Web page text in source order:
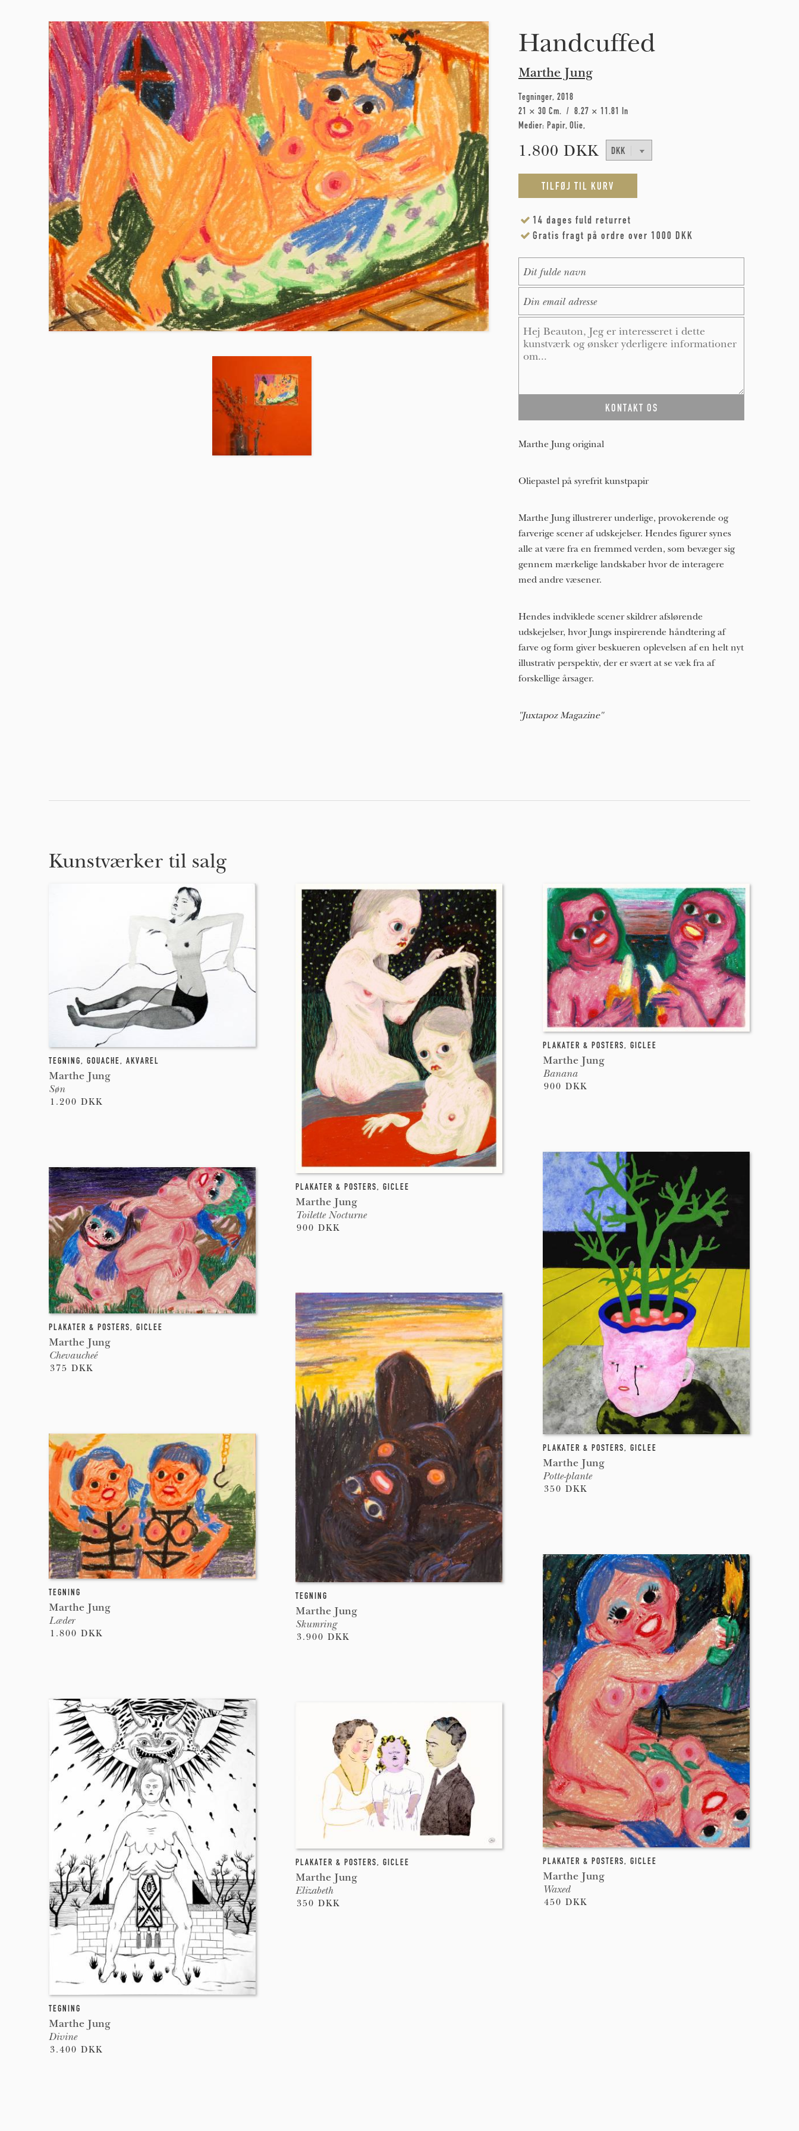
Handcuffed
Marthe Jung
Tegninger 2018
21 × 30 Cm
8.27 × 11.81 In
Medier: Papir Olie
1.800 DKK
14 dages fuld returret
Gratis fragt på ordre over 1000 DKK
Marthe Jung original
Oliepastel på syrefrit kunstpapir
Marthe Jung illustrerer underlige, provokerende og
farverige scener af udskejelser. Hendes figurer synes
alle at være fra en fremmed verden, som bevæger sig
gennem mærkelige landskaber hvor de interagere
med andre væsener.
Hendes indviklede scener skildrer afslørende
udskejelser, hvor Jungs inspirerende håndtering af
farve og form giver beskueren oplevelsen af en helt nyt
illustrativ perspektiv, der er svært at se væk fra af
forskellige årsager.
"Juxtapoz Magazine"
Kunstværker til salg
TEGNING, GOUACHE, AKVAREL
Marthe Jung
Søn
1.200 DKK
PLAKATER & POSTERS, GICLEE
Marthe Jung
Toilette Nocturne
900 DKK
PLAKATER & POSTERS, GICLEE
Marthe Jung
Banana
900 DKK
PLAKATER & POSTERS, GICLEE
Marthe Jung
Potte-plante
350 DKK
PLAKATER & POSTERS, GICLEE
Marthe Jung
Chevaucheé
375 DKK
TEGNING
Marthe Jung
Skumring
3.900 DKK
TEGNING
Marthe Jung
Læder
1.800 DKK
PLAKATER & POSTERS, GICLEE
Marthe Jung
Waxed
450 DKK
TEGNING
Marthe Jung
Divine
3.400 DKK
PLAKATER & POSTERS, GICLEE
Marthe Jung
Elizabeth
350 DKK